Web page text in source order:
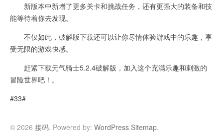
新版本中新增了更多关卡和挑战任务，还有更强大的装备和技
能等待着你去发现。
不仅如此，破解版下载还可以让你尽情体验游戏中的乐趣，享
受无限的游戏快感。
赶紧下载元气骑士5.2.4破解版，加入这个充满乐趣和刺激的
冒险世界吧！。
#33#
© 2026 接码. Powered by: WordPress.Sitemap.